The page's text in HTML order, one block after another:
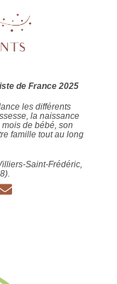
de France 2025
les différents
la naissance
de bébé, son
famille tout au long
Saint-Frédéric,